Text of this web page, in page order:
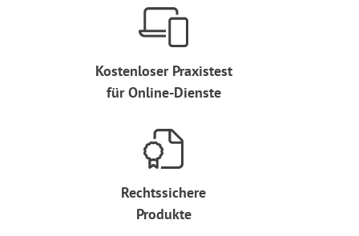
Kostenloser Praxistest
für Online-Dienste
Rechtssichere
Produkte